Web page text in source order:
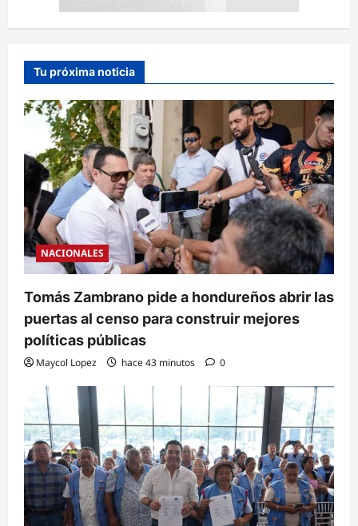
Tu próxima noticia
NACIONALES
Tomás Zambrano pide a hondureños abrir las
puertas al censo para construir mejores
políticas públicas
Maycol Lopez hace 43 minutos 0